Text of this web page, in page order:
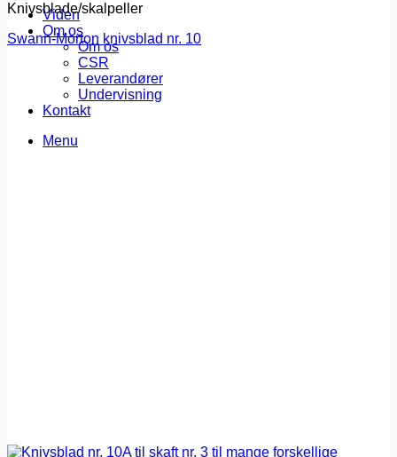
Viden
Om os
Om os
CSR
Leverandører
Undervisning
Kontakt
Menu
Knivsblade/skalpeller
Swann-Morton knivsblad nr. 10